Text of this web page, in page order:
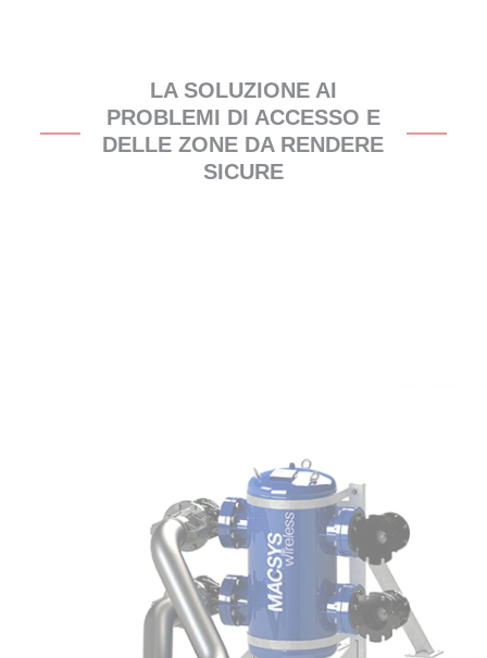
LA SOLUZIONE AI
PROBLEMI DI ACCESSO E
DELLE ZONE DA RENDERE
SICURE